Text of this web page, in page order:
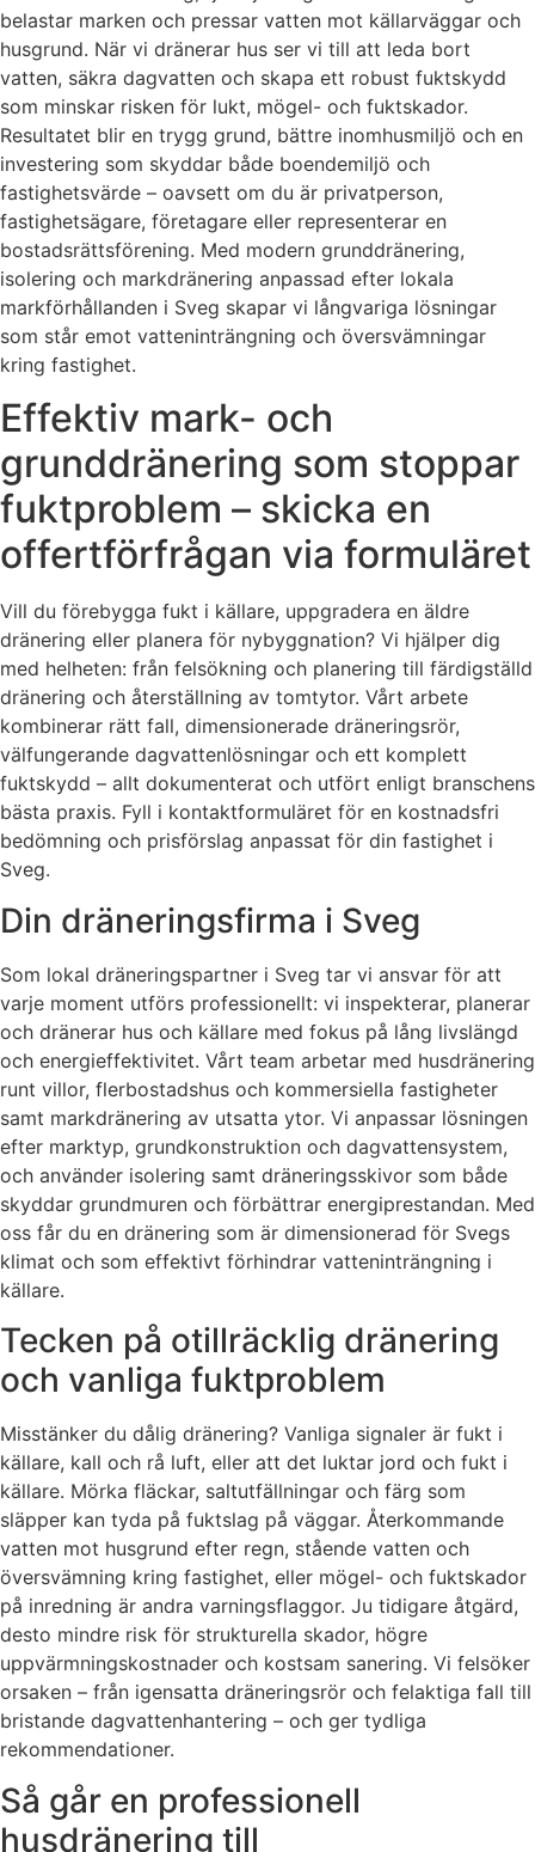
belastar marken och pressar vatten mot källarväggar och
husgrund. När vi dränerar hus ser vi till att leda bort
vatten, säkra dagvatten och skapa ett robust fuktskydd
som minskar risken för lukt, mögel- och fuktskador.
Resultatet blir en trygg grund, bättre inomhusmiljö och en
investering som skyddar både boendemiljö och
fastighetsvärde – oavsett om du är privatperson,
fastighetsägare, företagare eller representerar en
bostadsrättsförening. Med modern grunddränering,
isolering och markdränering anpassad efter lokala
markförhållanden i Sveg skapar vi långvariga lösningar
som står emot vatteninträngning och översvämningar
kring fastighet.
Effektiv mark- och
grunddränering som stoppar
fuktproblem – skicka en
offertförfrågan via formuläret
Vill du förebygga fukt i källare, uppgradera en äldre
dränering eller planera för nybyggnation? Vi hjälper dig
med helheten: från felsökning och planering till färdigställd
dränering och återställning av tomtytor. Vårt arbete
kombinerar rätt fall, dimensionerade dräneringsrör,
välfungerande dagvattenlösningar och ett komplett
fuktskydd – allt dokumenterat och utfört enligt branschens
bästa praxis. Fyll i kontaktformuläret för en kostnadsfri
bedömning och prisförslag anpassat för din fastighet i
Sveg.
Din dräneringsfirma i Sveg
Som lokal dräneringspartner i Sveg tar vi ansvar för att
varje moment utförs professionellt: vi inspekterar, planerar
och dränerar hus och källare med fokus på lång livslängd
och energieffektivitet. Vårt team arbetar med husdränering
runt villor, flerbostadshus och kommersiella fastigheter
samt markdränering av utsatta ytor. Vi anpassar lösningen
efter marktyp, grundkonstruktion och dagvattensystem,
och använder isolering samt dräneringsskivor som både
skyddar grundmuren och förbättrar energiprestandan. Med
oss får du en dränering som är dimensionerad för Svegs
klimat och som effektivt förhindrar vatteninträngning i
källare.
Tecken på otillräcklig dränering
och vanliga fuktproblem
Misstänker du dålig dränering? Vanliga signaler är fukt i
källare, kall och rå luft, eller att det luktar jord och fukt i
källare. Mörka fläckar, saltutfällningar och färg som
släpper kan tyda på fuktslag på väggar. Återkommande
vatten mot husgrund efter regn, stående vatten och
översvämning kring fastighet, eller mögel- och fuktskador
på inredning är andra varningsflaggor. Ju tidigare åtgärd,
desto mindre risk för strukturella skador, högre
uppvärmningskostnader och kostsam sanering. Vi felsöker
orsaken – från igensatta dräneringsrör och felaktiga fall till
bristande dagvattenhantering – och ger tydliga
rekommendationer.
Så går en professionell
husdränering till